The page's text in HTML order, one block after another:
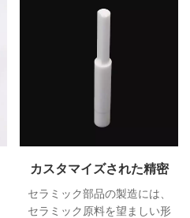
カスタマイズされた精密
セラミックピンパンチ
セラミック部品の製造には、
セラミック原料を望ましい形